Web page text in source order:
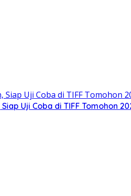
Uji Coba di TIFF Tomohon